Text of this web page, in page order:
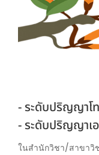
- ระดับปริญญา
- ระดับปริญญา
ในสำนักวิชา/สาขาวิ